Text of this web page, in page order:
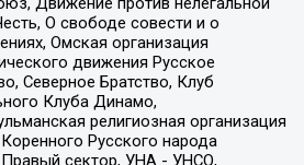
О свободе совести и о
Омская организация
движения Русское
Северное Братство, Клуб
Клуба Динамо,
религиозная организация
Русского народа
сектор, УНА - УНСО,